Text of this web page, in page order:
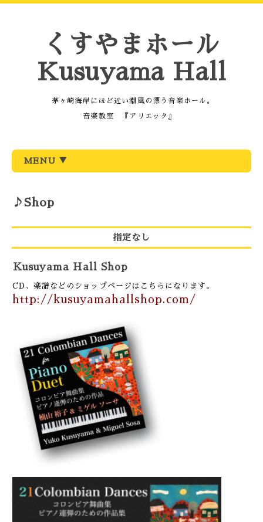
くすやまホール
Kusuyama Hall
茅ヶ崎海岸にほど近い潮風の漂う音楽ホール。
音楽教室 『アリエッタ』
MENU ▼
♪Shop
指定なし
Kusuyama Hall Shop
CD、楽譜などのショップページはこちらになります。
http://kusuyamahallshop.com/